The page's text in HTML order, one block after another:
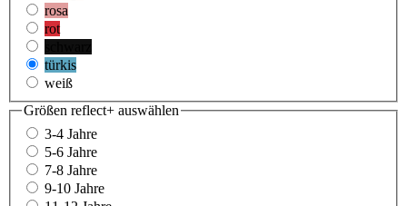
rosa
rot
türkis
weiß
Größen reflect+ auswählen
3-4 Jahre
5-6 Jahre
7-8 Jahre
9-10 Jahre